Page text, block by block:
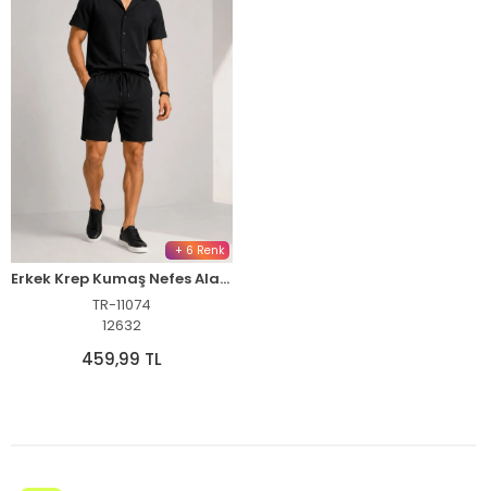
+ 6 Renk
Erkek Krep Kumaş Nefes Alan Kısa Kollu Gömlek Cepli Şort Alt Üst Takım - Siyah
TR-11074
12632
459,99 TL